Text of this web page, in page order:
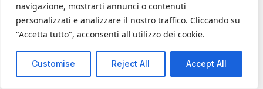
navigazione, mostrarti annunci o contenuti
personalizzati e analizzare il nostro traffico. Cliccando su
"Accetta tutto", acconsenti all'utilizzo dei cookie.
Customise Reject All Accept All